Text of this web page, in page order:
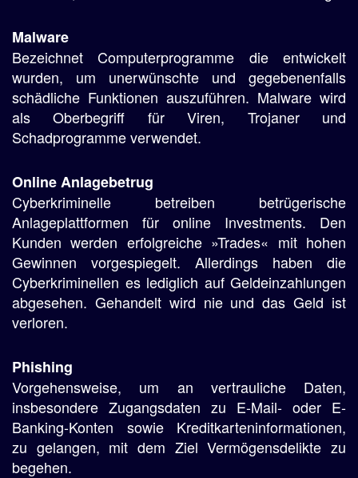
Malware
Bezeichnet Computerprogramme die entwickelt
wurden, um unerwünschte und gegebenenfalls
schädliche Funktionen auszuführen. Malware wird
als Oberbegriff für Viren, Trojaner und
Schadprogramme verwendet.
Online Anlagebetrug
Cyberkriminelle betreiben betrügerische
Anlageplattformen für online Investments. Den
Kunden werden erfolgreiche »Trades« mit hohen
Gewinnen vorgespiegelt. Allerdings haben die
Cyberkriminellen es lediglich auf Geldeinzahlungen
abgesehen. Gehandelt wird nie und das Geld ist
verloren.
Phishing
Vorgehensweise, um an vertrauliche Daten,
insbesondere Zugangsdaten zu E-Mail- oder E-
Banking-Konten sowie Kreditkarteninformationen,
zu gelangen, mit dem Ziel Vermögensdelikte zu
begehen.